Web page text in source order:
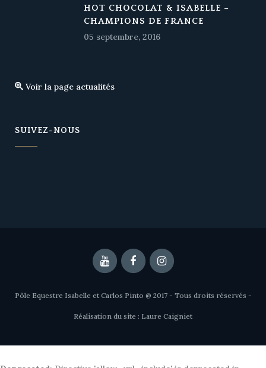
HOT CHOCOLAT & ISABELLE –
CHAMPIONS DE FRANCE
05 septembre, 2016
Voir la page actualités
SUIVEZ-NOUS
Pôle Equestre Isabelle et Carlos Pinto @ 2017 - Tous droits réservés -
Réalisation du site : Laure Caigniet